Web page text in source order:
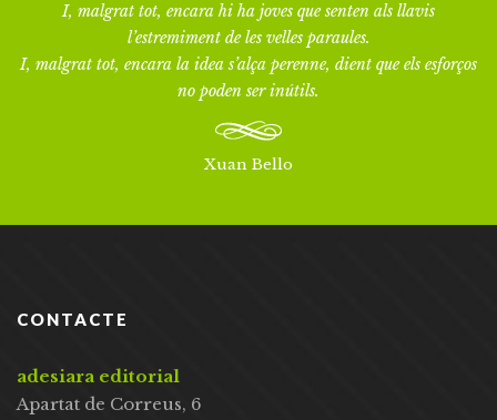
I, malgrat tot, encara hi ha joves que senten als llavis
l’estremiment de les velles paraules.
I, malgrat tot, encara la idea s’alça perenne, dient que els esforços
no poden ser inútils.
Xuan Bello
CONTACTE
adesiara editorial
Apartat de Correus, 6